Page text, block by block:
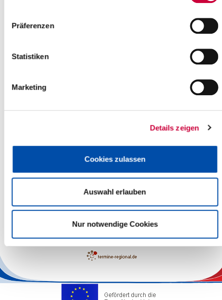
Präferenzen
Statistiken
Marketing
Details zeigen
Cookies zulassen
Auswahl erlauben
Nur notwendige Cookies
+